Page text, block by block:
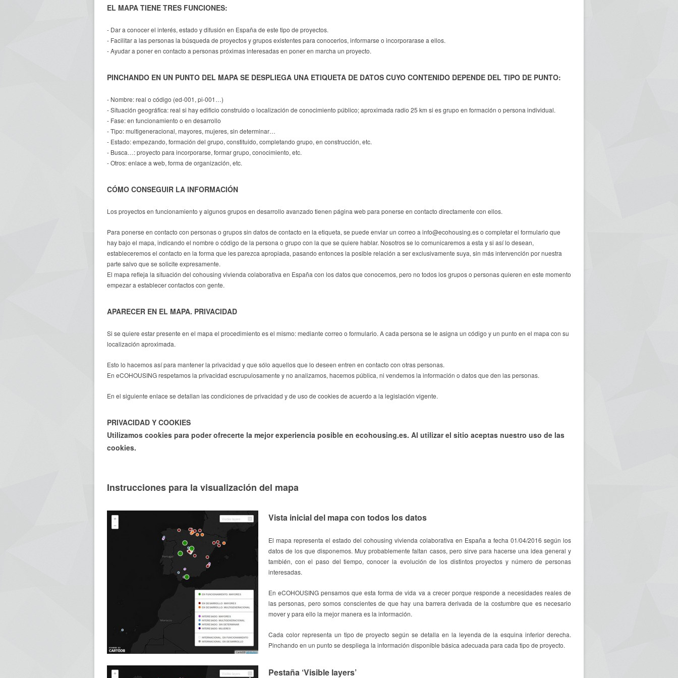
EL MAPA TIENE TRES FUNCIONES:
- Dar a conocer el interés, estado y difusión en España de este tipo de proyectos.
- Facilitar a las personas la búsqueda de proyectos y grupos existentes para conocerlos, informarse o incorporarase a ellos.
- Ayudar a poner en contacto a personas próximas interesadas en poner en marcha un proyecto.
PINCHANDO EN UN PUNTO DEL MAPA SE DESPLIEGA UNA ETIQUETA DE DATOS CUYO CONTENIDO DEPENDE DEL TIPO DE PUNTO:
- Nombre: real o código (ed-001, pi-001…)
- Situación geográfica: real si hay edificio construido o localización de conocimiento público; aproximada radio 25 km si es grupo en formación o persona individual.
- Fase: en funcionamiento o en desarrollo
- Tipo: multigeneracional, mayores, mujeres, sin determinar…
- Estado: empezando, formación del grupo, constituido, completando grupo, en construcción, etc.
- Busca…: proyecto para incorporarse, formar grupo, conocimiento, etc.
- Otros: enlace a web, forma de organización, etc.
CÓMO CONSEGUIR LA INFORMACIÓN
Los proyectos en funcionamiento y algunos grupos en desarrollo avanzado tienen página web para ponerse en contacto directamente con ellos.
Para ponerse en contacto con personas o grupos sin datos de contacto en la etiqueta, se puede enviar un correo a info@ecohousing.es o completar el formulario que
hay bajo el mapa, indicando el nombre o código de la persona o grupo con la que se quiere hablar. Nosotros se lo comunicaremos a esta y si así lo desean,
estableceremos el contacto en la forma que les parezca apropiada, pasando entonces la posible relación a ser exclusivamente suya, sin más intervención por nuestra
parte salvo que se solicite expresamente.
El mapa refleja la situación del cohousing vivienda colaborativa en España con los datos que conocemos, pero no todos los grupos o personas quieren en este momento
empezar a establecer contactos con gente.
APARECER EN EL MAPA. PRIVACIDAD
Si se quiere estar presente en el mapa el procedimiento es el mismo: mediante correo o formulario. A cada persona se le asigna un código y un punto en el mapa con su
localización aproximada.
Esto lo hacemos así para mantener la privacidad y que sólo aquellos que lo deseen entren en contacto con otras personas.
En eCOHOUSING respetamos la privacidad escrupulosamente y no analizamos, hacemos pública, ni vendemos la información o datos que den las personas.
En el siguiente enlace se detallan las condiciones de privacidad y de uso de cookies de acuerdo a la legislación vigente.
PRIVACIDAD Y COOKIES
Utilizamos cookies para poder ofrecerte la mejor experiencia posible en ecohousing.es. Al utilizar el sitio aceptas nuestro uso de las
cookies.
Instrucciones para la visualización del mapa
Vista inicial del mapa con todos los datos
El mapa representa el estado del cohousing vivienda colaborativa en España a fecha 01/04/2016 según los
datos de los que disponemos. Muy probablemente faltan casos, pero sirve para hacerse una idea general y
también, con el paso del tiempo, conocer la evolución de los distintos proyectos y número de personas
interesadas.
En eCOHOUSING pensamos que esta forma de vida va a crecer porque responde a necesidades reales de
las personas, pero somos conscientes de que hay una barrera derivada de la costumbre que es necesario
mover y para ello la mejor manera es la información.
Cada color representa un tipo de proyecto según se detalla en la leyenda de la esquina inferior derecha.
Pinchando en un punto se despliega la información disponible básica adecuada para cada tipo de proyecto.
Pestaña ‘Visible layers’